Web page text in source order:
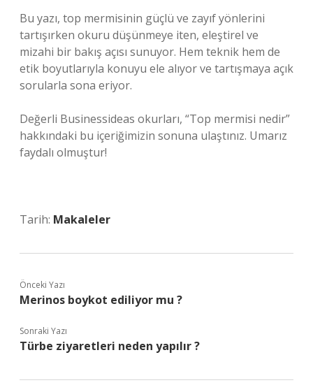
Bu yazı, top mermisinin güçlü ve zayıf yönlerini
tartışırken okuru düşünmeye iten, eleştirel ve
mizahi bir bakış açısı sunuyor. Hem teknik hem de
etik boyutlarıyla konuyu ele alıyor ve tartışmaya açık
sorularla sona eriyor.
Değerli Businessideas okurları, “Top mermisi nedir”
hakkındaki bu içeriğimizin sonuna ulaştınız. Umarız
faydalı olmuştur!
Tarih: Makaleler
Önceki Yazı
Merinos boykot ediliyor mu ?
Sonraki Yazı
Türbe ziyaretleri neden yapılır ?